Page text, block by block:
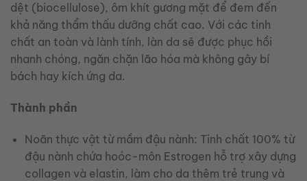
dệt (biocellulose), ôm khít gương mặt để đem đến
khả năng thẩm thấu dưỡng chất cao. Với các tinh
chất an toàn và lành tính, làn da sẽ được phục hồi
nhanh chóng, ngăn chặn lão hóa mà không gây bí
bách hay kích ứng da.
Thành phần
Noãn thực vật từ mầm đậu nành: Tinh chất 100% từ
đậu nành chứa hoóc-môn Estrogen hỗ trợ xây dựng
collagen và elastin, làm cho da thêm trẻ trung và